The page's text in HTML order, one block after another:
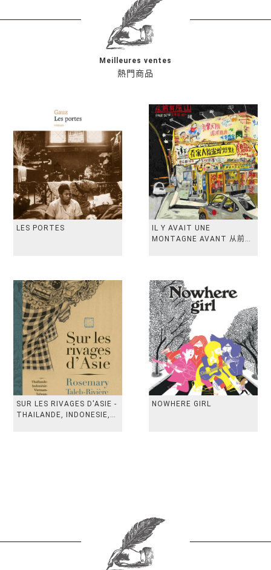
熱門商品
Meilleures ventes
LES PORTES
IL Y AVAIT UNE
MONTAGNE AVANT 从前有
SUR LES RIVAGES D'ASIE -
THAILANDE, INDONESIE,
NOWHERE GIRL